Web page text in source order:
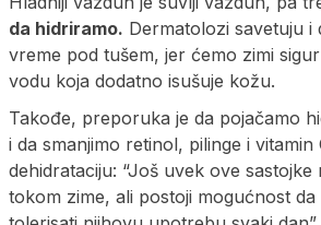
da hidriramo. Dermatolozi savetuju i
vreme pod tušem, jer ćemo zimi
vodu koja dodatno isušuje kožu.
Takođe, preporuka je da pojačamo
i da smanjimo retinol, pilinge i
dehidrataciju: “Još uvek ove sastojke
tokom zime, ali postoji mogućnost